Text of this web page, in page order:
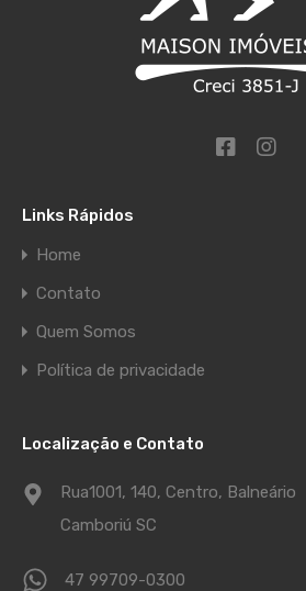
Links Rápidos
Home
Contato
Quem Somos
Política de privacidade
Localização e Contato
Rua1001, 140, Centro, Balneário
Camboriú SC
47 99709-0300